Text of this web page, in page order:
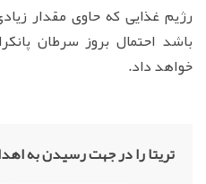
رژیم غذایی که حاوی مقدار
باشد احتمال بروز سرطان
خواهد داد.
تریتا را در جهت رسیدن به